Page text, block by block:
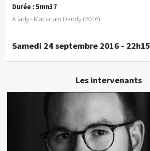
Durée : 5mn37
A lady - Macadam Dandy (2016)
Samedi 24 septembre 2016 - 22h15
Les intervenants
En détails